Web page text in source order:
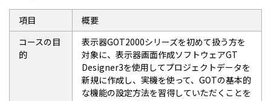
項目
概要
コースの目
的
表示器GOT2000シリーズを初めて扱う方を
対象に、表示器画面作成ソフトウェアGT
Designer3を使用してプロジェクトデータを
新規に作成し、実機を使って、GOTの基本的
な機能の設定方法を習得していただくことを